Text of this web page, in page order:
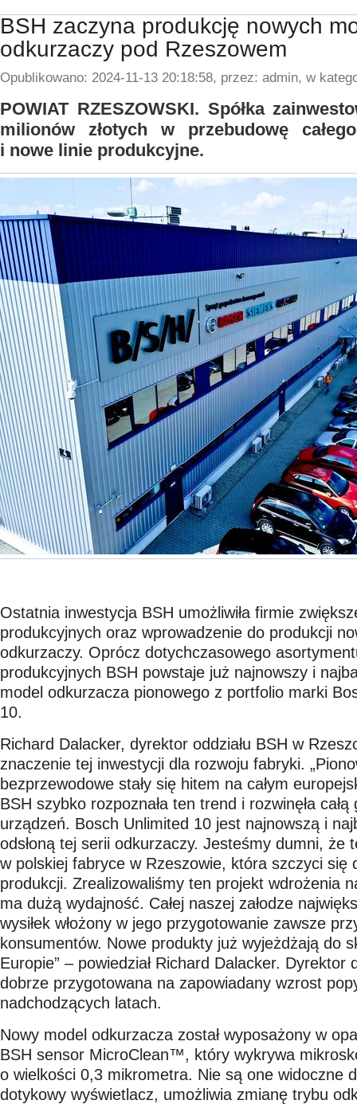
BSH zaczyna produkcję nowych
odkurzaczy pod Rzeszowem
Opublikowano: 2024-11-13 20:18:58, przez: admin, w
POWIAT RZESZOWSKI. Spółka
milionów złotych w przebudowę
i nowe linie produkcyjne.
Ostatnia inwestycja BSH umożliwiła firmie
produkcyjnych oraz wprowadzenie do produkcji
odkurzaczy. Oprócz dotychczasowego
produkcyjnych BSH powstaje już najnowszy i
model odkurzacza pionowego z portfolio marki
10.
Richard Dalacker, dyrektor oddziału BSH w
znaczenie tej inwestycji dla rozwoju fabryki.
bezprzewodowe stały się hitem na całym
BSH szybko rozpoznała ten trend i rozwinęła
urządzeń. Bosch Unlimited 10 jest najnowszą i
odsłoną tej serii odkurzaczy. Jesteśmy dumni, że
w polskiej fabryce w Rzeszowie, która szczyci się
produkcji. Zrealizowaliśmy ten projekt wdrożenia
ma dużą wydajność. Całej naszej załodze
wysiłek włożony w jego przygotowanie zawsze
konsumentów. Nowe produkty już wyjeżdżają do
Europie” – powiedział Richard Dalacker. Dyrektor
dobrze przygotowana na zapowiadany wzrost
nadchodzących latach.
Nowy model odkurzacza został wyposażony w
BSH sensor MicroClean™, który wykrywa
o wielkości 0,3 mikrometra. Nie są one widoczne
dotykowy wyświetlacz, umożliwia zmianę trybu